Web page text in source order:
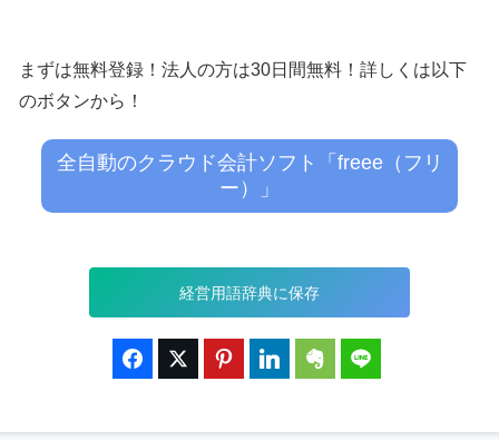
まずは無料登録！法人の方は30日間無料！詳しくは以下
のボタンから！
全自動のクラウド会計ソフト「freee（フリ
ー）」
経営用語辞典に保存